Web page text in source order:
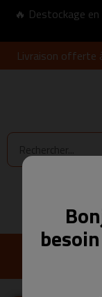
🔥 Destockage
Livraison offerte